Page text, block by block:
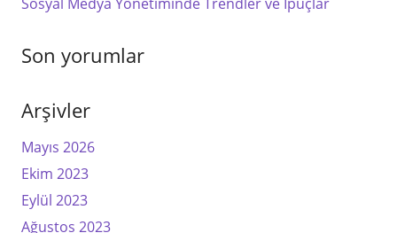
Son yorumlar
Arşivler
Mayıs 2026
Ekim 2023
Eylül 2023
Ağustos 2023